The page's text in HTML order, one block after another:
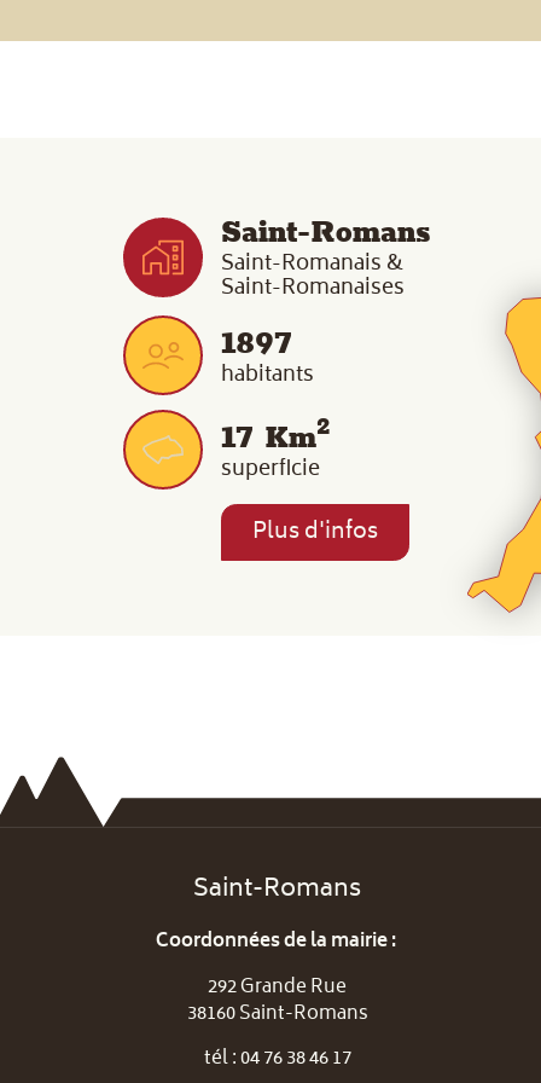
Saint-Romans
Saint-Romanais &
Saint-Romanaises
1897
habitants
17 Km2
superficie
Plus d'infos
Saint-Romans
Coordonnées de la mairie :
292 Grande Rue
38160 Saint-Romans
tél : 04 76 38 46 17